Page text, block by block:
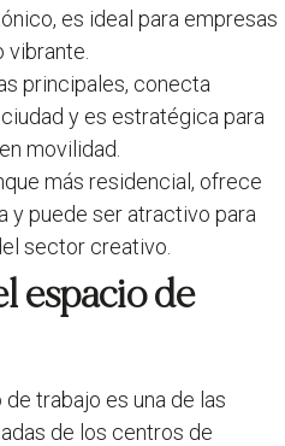
es ideal para empresas
vibrante.
principales, conecta
y es estratégica para
movilidad.
más residencial, ofrece
y puede ser atractivo para
sector creativo.
espacio de
trabajo es una de las
de los centros de